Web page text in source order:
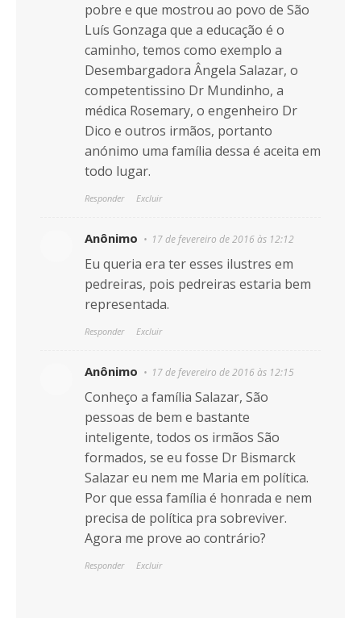
pobre e que mostrou ao povo de São
Luís Gonzaga que a educação é o
caminho, temos como exemplo a
Desembargadora Ângela Salazar, o
competentissino Dr Mundinho, a
médica Rosemary, o engenheiro Dr
Dico e outros irmãos, portanto
anónimo uma família dessa é aceita em
todo lugar.
Responder Excluir
Anônimo 17 de fevereiro de 2016 às 12:12
Eu queria era ter esses ilustres em
pedreiras, pois pedreiras estaria bem
representada.
Responder Excluir
Anônimo 17 de fevereiro de 2016 às 12:15
Conheço a família Salazar, São
pessoas de bem e bastante
inteligente, todos os irmãos São
formados, se eu fosse Dr Bismarck
Salazar eu nem me Maria em política.
Por que essa família é honrada e nem
precisa de política pra sobreviver.
Agora me prove ao contrário?
Responder Excluir